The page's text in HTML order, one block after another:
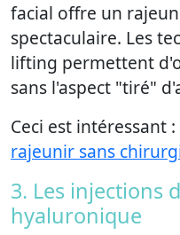
facial offre un
spectaculaire. Les
lifting permettent
sans l'aspect "tiré"
Ceci est intéressant :
rajeunir sans
3. Les injections
hyaluronique